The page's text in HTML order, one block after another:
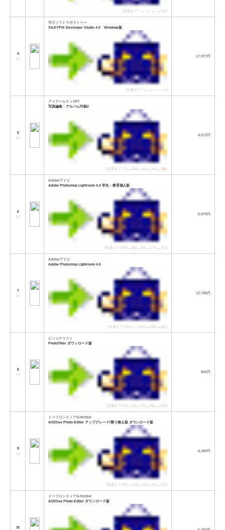
[先週まで:−→−→−→−→5位]
4
[↑]
市川ソフトラボラトリー
SILKYPIX Developer Studio 4.0 Windows版
[先週まで:−→−→−→−→−]
17,977円
5
[↓]
アイアールティ/IRT
写真編集・アルバム印刷2
[先週まで:7位→10位→8位→5位→1位]
4,072円
6
[↑]
Adobe/アドビ
Adobe Photoshop Lightroom 4.0 学生・教育個人版
[先週まで:18位→2位 →4位 →17位→7位]
5,979円
7
[↓]
Adobe/アドビ
Adobe Photoshop Lightroom 4.0
[先週まで:19位→−→5位→18位→3位]
12,796円
8
[↑]
ビジョナリスト
PhotoTitler ダウンロード版
[先週まで:6位→9位→7位→4位 →10位]
840円
9
[↓]
イーフロンティア/e-frontier
ACDSee Photo Editor アップグレード/乗り換え版 ダウンロード版
[先週まで:8位→11位→9位→6位→6位]
4,280円
10
イーフロンティア/e-frontier
ACDSee Photo Editor ダウンロード版